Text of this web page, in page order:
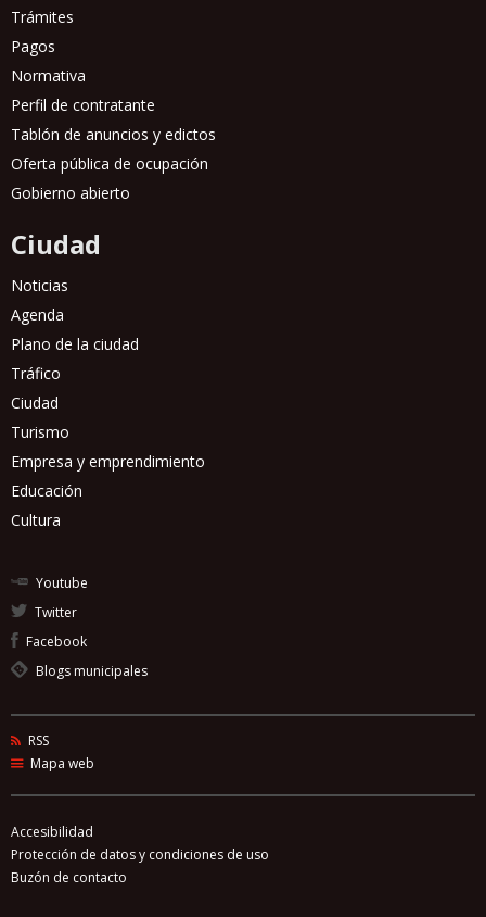
Trámites
Pagos
Normativa
Perfil de contratante
Tablón de anuncios y edictos
Oferta pública de ocupación
Gobierno abierto
Ciudad
Noticias
Agenda
Plano de la ciudad
Tráfico
Ciudad
Turismo
Empresa y emprendimiento
Educación
Cultura
Youtube
Twitter
Facebook
Blogs municipales
RSS
Mapa web
Accesibilidad
Protección de datos y condiciones de uso
Buzón de contacto